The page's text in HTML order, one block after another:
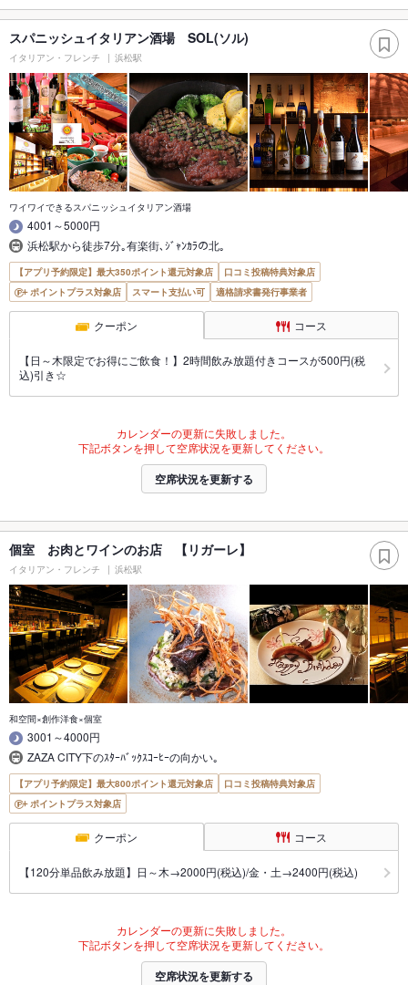
スパニッシュイタリアン酒場 SOL(ソル)
イタリアン・フレンチ 浜松駅
ワイワイできるスパニッシュイタリアン酒場
4001～5000円
浜松駅から徒歩7分｡有楽街､ｼﾞｬﾝｶﾗの北｡
【アプリ予約限定】最大350ポイント還元対象店
口コミ投稿特典対象店
ポイントプラス対象店
スマート支払い可 適格請求書発行事業者
クーポン コース
【日～木限定でお得にご飲食！】2時間飲み放題付きコースが500円(税
込)引き☆
カレンダーの更新に失敗しました。
下記ボタンを押して空席状況を更新してください。
空席状況を更新する
個室 お肉とワインのお店 【リガーレ】
イタリアン・フレンチ 浜松駅
和空間×創作洋食×個室
3001～4000円
ZAZA CITY下のｽﾀｰﾊﾞｯｸｽｺｰﾋｰの向かい｡
【アプリ予約限定】最大800ポイント還元対象店
口コミ投稿特典対象店
ポイントプラス対象店
クーポン コース
【120分単品飲み放題】日～木→2000円(税込)/金・土→2400円(税込)
カレンダーの更新に失敗しました。
下記ボタンを押して空席状況を更新してください。
空席状況を更新する